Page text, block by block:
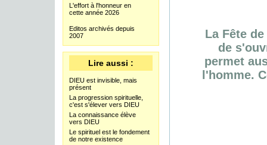
La Fête
de
permet
l'homme.
L'effort à l'honneur en
cette année 2026
Editos archivés depuis
2007
Lire aussi :
DIEU est invisible, mais
présent
La progression spirituelle,
c'est s'élever vers DIEU
La connaissance élève
vers DIEU
Le spirituel est le fondement
de notre existence